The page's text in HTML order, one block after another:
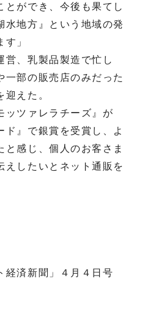
とができ、今後も果てし
水地方』という地域の発
」
、乳製品製造で忙し
一部の販売店のみだった
えた。
ツァレラチーズ』が
ド』で銀賞を受賞し、よ
と感じ、個人のお客さま
えしたいとネット通販を
経済新聞」４月４日号